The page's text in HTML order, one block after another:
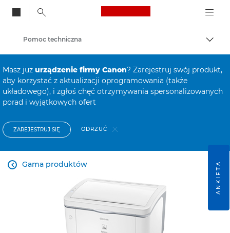
Canon Logo, back
Pomoc techniczna
Masz już urządzenie firmy Canon? Zarejestruj swój produkt,
aby korzystać z aktualizacji oprogramowania (także
układowego), i zgłoś chęć otrzymywania spersonalizowanych
porad i wyjątkowych ofert
ZAREJESTRUJ SIĘ ODRZUĆ
Gama produktów
 ANKIETA